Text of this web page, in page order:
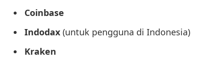
Coinbase
Indodax (untuk pengguna di Indonesia)
Kraken